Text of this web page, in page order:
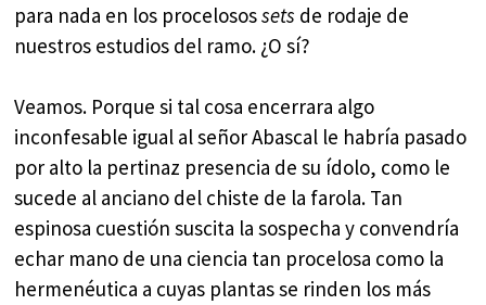
para nada en los procelosossets de rodaje de
nuestros estudios del ramo. ¿O sí?
Veamos. Porque si tal cosa encerrara algo
inconfesable igual al señor Abascal le habría pasado
por alto la pertinaz presencia de su ídolo, como le
sucede al anciano del chiste de la farola. Tan
espinosa cuestión suscita la sospecha y convendría
echar mano de una ciencia tan procelosa como la
hermenéutica a cuyas plantas se rinden los más